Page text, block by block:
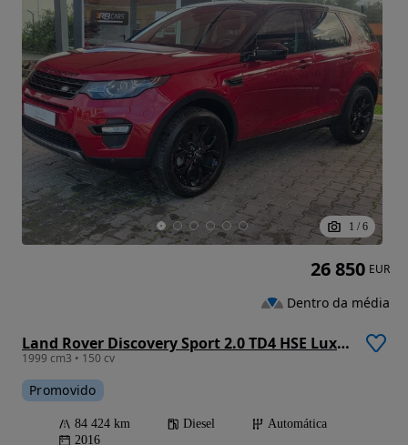
1 / 6
Land Rover Discovery Sport 2.0 TD4 HSE Luxury Auto
1999 cm3 • 150 cv
Promovido
84 424 km Diesel
Automática
2016
26 850 EUR
Dentro da média